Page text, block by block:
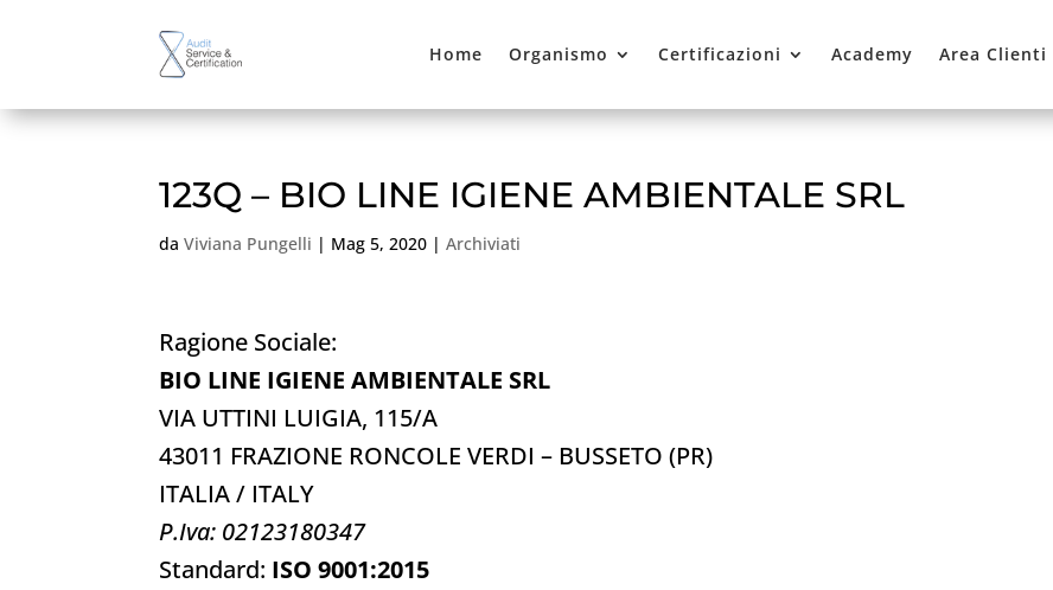
Home Organismo Certificazioni Academy Area Clienti
123Q – BIO LINE IGIENE AMBIENTALE SRL
daViviana Pungelli | Mag 5, 2020 |Archiviati
Ragione Sociale:
BIO LINE IGIENE AMBIENTALE SRL
VIA UTTINI LUIGIA, 115/A
43011 FRAZIONE RONCOLE VERDI – BUSSETO (PR)
ITALIA / ITALY
P.Iva: 02123180347
Standard: ISO 9001:2015